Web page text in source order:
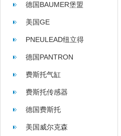
德国BAUMER堡盟
美国GE
PNEULEAD纽立得
德国PANTRON
费斯托气缸
费斯托传感器
德国费斯托
美国威尔克森